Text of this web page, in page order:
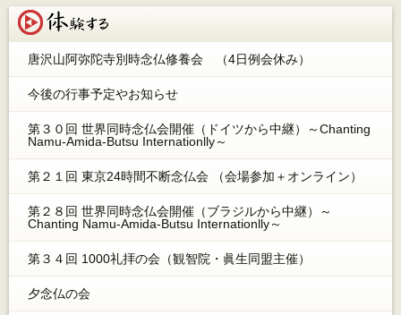
唐沢山阿弥陀寺別時念仏修養会 （4日例会休み）
今後の行事予定やお知らせ
第３０回 世界同時念仏会開催（ドイツから中継）～Chanting
Namu-Amida-Butsu Internationlly～
第２１回 東京24時間不断念仏会 （会場参加＋オンライン）
第２８回 世界同時念仏会開催（ブラジルから中継）～
Chanting Namu-Amida-Butsu Internationlly～
第３４回 1000礼拝の会（観智院・眞生同盟主催）
夕念仏の会